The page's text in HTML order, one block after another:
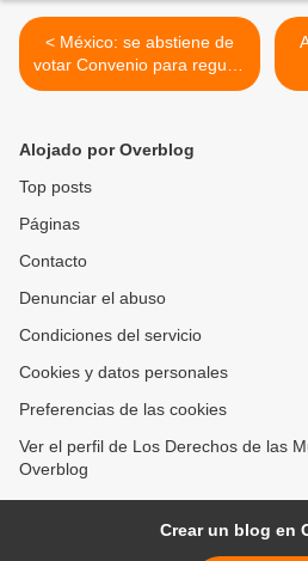
< México: se abstiene de
votar Convenio para regular
trabajo del hogar.
Alojado por Overblog
Top posts
Páginas
Contacto
Denunciar el abuso
Condiciones del servicio
Cookies y datos personales
Preferencias de las cookies
Ver el perfil de Los Derechos de las
Overblog
Crear un blog en